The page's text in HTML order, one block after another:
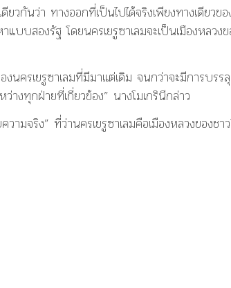
วกันว่า ทางออกที่เป็นไปได้จริงเพียงทางเดียวขอ
บสองรัฐ โดยนครเยรูซาเลมจะเป็นเมืองหลวง
นครเยรูซาเลมที่มีมาแต่เดิม จนกว่าจะมีการบรร
างทุกฝ่ายที่เกี่ยวข้อง” นางโมเกรินีกล่าว
ามจริง” ที่ว่านครเยรูซาเลมคือเมืองหลวงของชา